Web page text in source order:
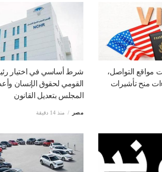
مواقع التواصل،
منح تأشيرات
شرط أساسي في اختيار
القومي لحقوق الإنسان
المجلس بتعديل القانون
مصر منذ 14 دقيقة